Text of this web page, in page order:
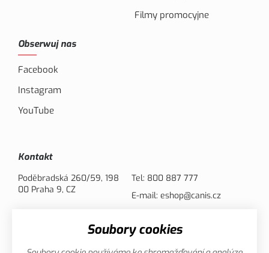
Filmy promocyjne
Obserwuj nas
Facebook
Instagram
YouTube
Kontakt
Poděbradská 260/59, 198
00 Praha 9, CZ
Tel: 800 887 777
E-mail: eshop@canis.cz
Soubory cookies